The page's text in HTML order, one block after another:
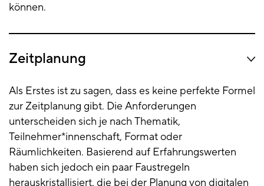
können.
Zeitplanung
Als Erstes ist zu sagen, dass es keine perfekte Formel
zur Zeitplanung gibt. Die Anforderungen
unterscheiden sich je nach Thematik,
Teilnehmer*innenschaft, Format oder
Räumlichkeiten. Basierend auf Erfahrungswerten
haben sich jedoch ein paar Faustregeln
herauskristallisiert, die bei der Planung von digitalen